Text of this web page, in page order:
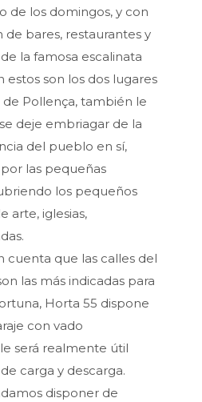
de los domingos, y con
de bares, restaurantes y
la famosa escalinata
estos son los dos lugares
Pollença, también le
deje embriagar de la
del pueblo en sí,
las pequeñas
los pequeños
arte, iglesias,
cuenta que las calles del
las más indicadas para
Horta 55 dispone
con vado
será realmente útil
carga y descarga.
disponer de